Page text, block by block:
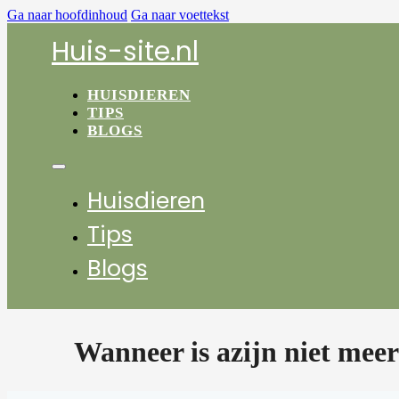
Ga naar hoofdinhoud Ga naar voettekst
Huis-site.nl
HUISDIEREN
TIPS
BLOGS
Huisdieren
Tips
Blogs
Wanneer is azijn niet